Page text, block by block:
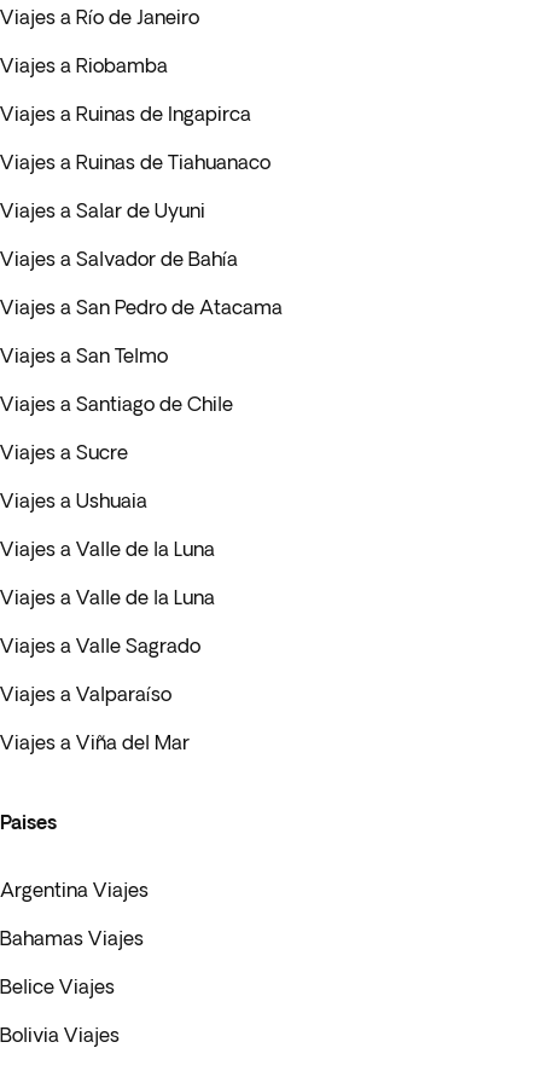
Viajes a Río de Janeiro
Viajes a Riobamba
Viajes a Ruinas de Ingapirca
Viajes a Ruinas de Tiahuanaco
Viajes a Salar de Uyuni
Viajes a Salvador de Bahía
Viajes a San Pedro de Atacama
Viajes a San Telmo
Viajes a Santiago de Chile
Viajes a Sucre
Viajes a Ushuaia
Viajes a Valle de la Luna
Viajes a Valle de la Luna
Viajes a Valle Sagrado
Viajes a Valparaíso
Viajes a Viña del Mar
Paises
Argentina Viajes
Bahamas Viajes
Belice Viajes
Bolivia Viajes